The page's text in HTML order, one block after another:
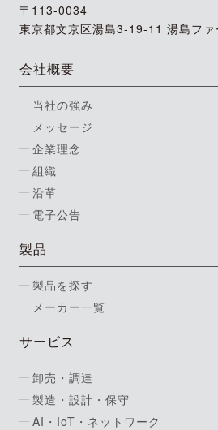
〒113-0034
東京都文京区湯島3-19-11 湯島フ
会社概要
当社の強み
メッセージ
企業理念
組織
沿革
電子公告
製品
製品を探す
メーカー一覧
サービス
卸売・調達
製造・設計・保守
AI・IoT・ネットワーク